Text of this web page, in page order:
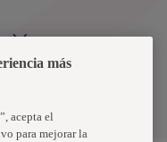
de datos
más
acepta el
para mejorar la